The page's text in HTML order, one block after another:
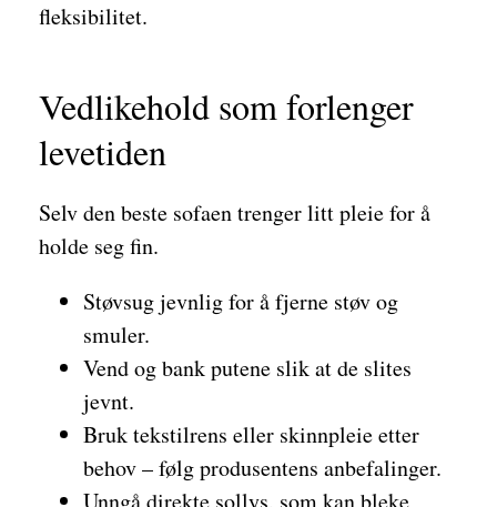
fleksibilitet.
Vedlikehold som forlenger
levetiden
Selv den beste sofaen trenger litt pleie for å
holde seg fin.
Støvsug jevnlig for å fjerne støv og
smuler.
Vend og bank putene slik at de slites
jevnt.
Bruk tekstilrens eller skinnpleie etter
behov – følg produsentens anbefalinger.
Unngå direkte sollys, som kan bleke